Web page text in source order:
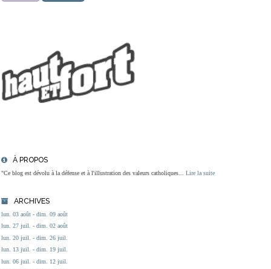
À PROPOS
"Ce blog est dévolu à la défense et à l'illustration des valeurs catholiques... Lire la suite
ARCHIVES
lun. 03 août - dim. 09 août
lun. 27 juil. - dim. 02 août
lun. 20 juil. - dim. 26 juil.
lun. 13 juil. - dim. 19 juil.
lun. 06 juil. - dim. 12 juil.